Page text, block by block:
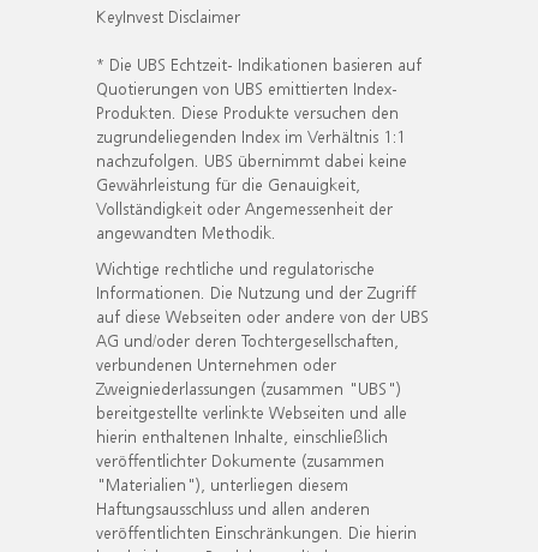
KeyInvest Disclaimer
* Die UBS Echtzeit- Indikationen basieren auf
Quotierungen von UBS emittierten Index-
Produkten. Diese Produkte versuchen den
zugrundeliegenden Index im Verhältnis 1:1
nachzufolgen. UBS übernimmt dabei keine
Gewährleistung für die Genauigkeit,
Vollständigkeit oder Angemessenheit der
angewandten Methodik.
Wichtige rechtliche und regulatorische
Informationen. Die Nutzung und der Zugriff
auf diese Webseiten oder andere von der UBS
AG und/oder deren Tochtergesellschaften,
verbundenen Unternehmen oder
Zweigniederlassungen (zusammen "UBS")
bereitgestellte verlinkte Webseiten und alle
hierin enthaltenen Inhalte, einschließlich
veröffentlichter Dokumente (zusammen
"Materialien"), unterliegen diesem
Haftungsausschluss und allen anderen
veröffentlichten Einschränkungen. Die hierin